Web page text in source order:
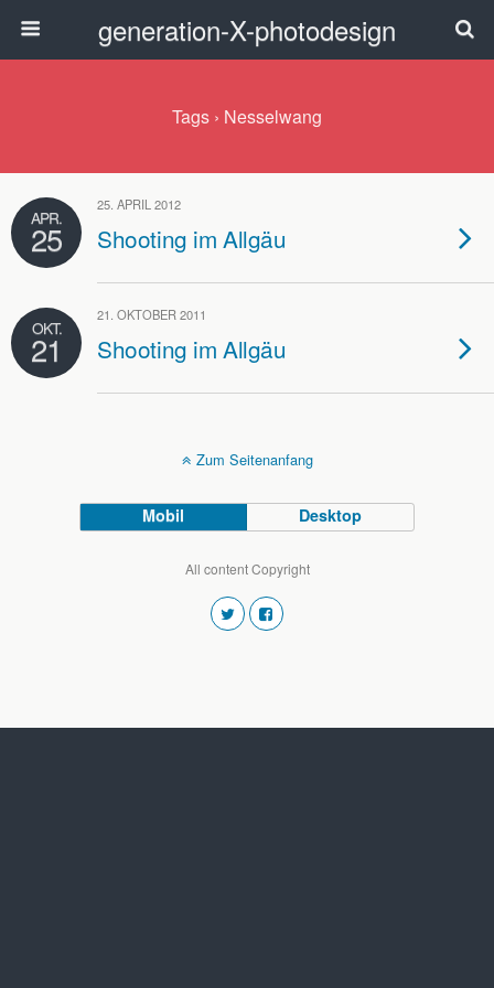
generation-X-photodesign
Tags › Nesselwang
APR.
25
25. APRIL 2012
Shooting im Allgäu
OKT.
21
21. OKTOBER 2011
Shooting im Allgäu
Zum Seitenanfang
Mobil Desktop
All content Copyright